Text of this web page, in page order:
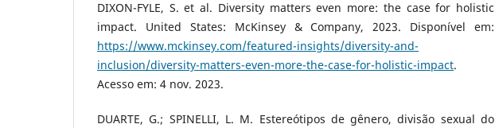
DIXON-FYLE, S. et al. Diversity matters even more: the case for holistic
impact. United States: McKinsey & Company, 2023. Disponível em:
https://www.mckinsey.com/featured-insights/diversity-and-
inclusion/diversity-matters-even-more-the-case-for-holistic-impact.
Acesso em: 4 nov. 2023.
DUARTE, G.; SPINELLI, L. M. Estereótipos de gênero, divisão sexual do